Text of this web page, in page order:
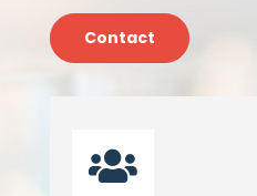
Contact
